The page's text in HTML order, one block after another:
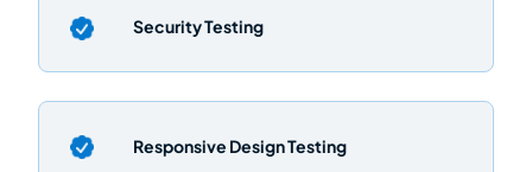
Security Testing
Responsive Design Testing